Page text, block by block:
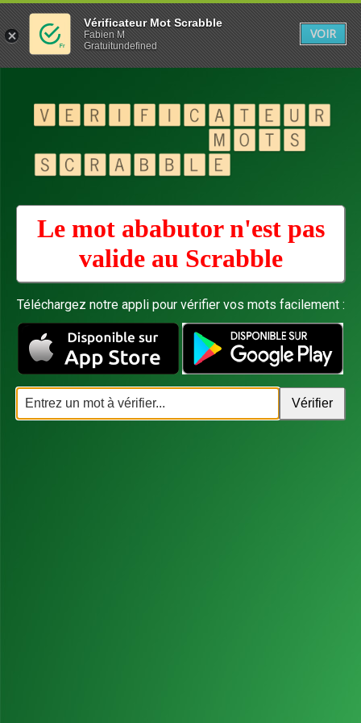
Le mot ababutor n'est pas
valide au Scrabble
Téléchargez notre appli pour vérifier vos mots facilement :
Vérificateur Mot Scrabble
Fabien M
Gratuitundefined
VOIR